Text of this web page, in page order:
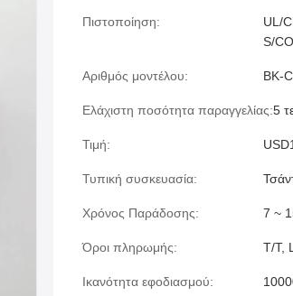
Πιστοποίηση:
UL/
S/
Αριθμός μοντέλου: BK-
Ελάχιστη ποσότητα παραγγελίας:5
Τιμή:
Τυπική συσκευασία:
Χρόνος Παράδοσης: 7 ~
Όροι πληρωμής: T/T,
Ικανότητα εφοδιασμού: